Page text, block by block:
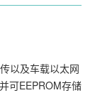
以及车载以太网
可EEPROM存储